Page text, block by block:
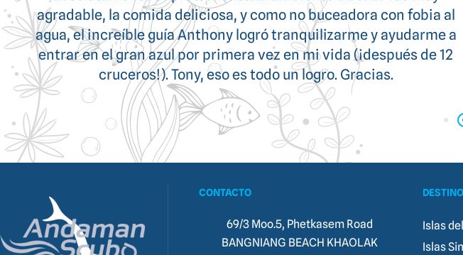
organizado un traslado para llevármelo al aeropuerto. No puedo
hacer otra cosa que recomendarles
CONTACTO
69/3 Moo.5, Phetkasem Road
BANGNIANG BEACH KHAOLAK
Islas
Islas